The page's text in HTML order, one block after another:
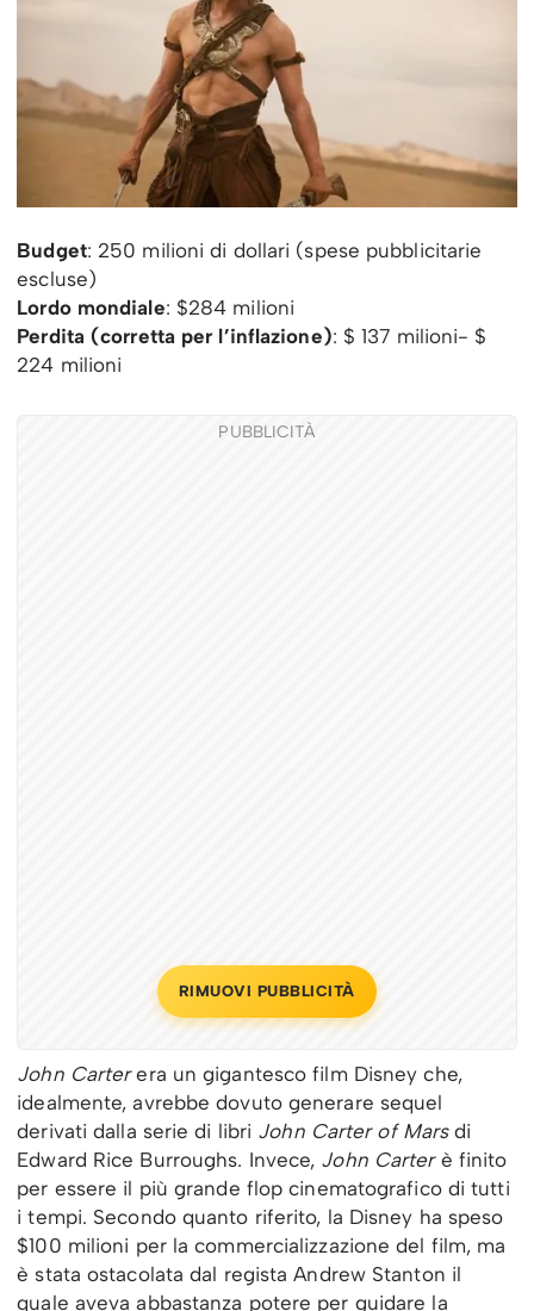
Budget: 250 milioni di dollari (spese pubblicitarie
escluse)
Lordo mondiale: $284 milioni
Perdita (corretta per l’inflazione): $ 137 milioni- $
224 milioni
PUBBLICITÀ
RIMUOVI PUBBLICITÀ
John Carterera un gigantesco film Disney che,
idealmente, avrebbe dovuto generare sequel
derivati ​​dalla serie di libri John Carter of Marsdi
Edward Rice Burroughs. Invece, John Carter è finito
per essere il più grande flop cinematografico di tutti
i tempi. Secondo quanto riferito, la Disney ha speso
$100 milioni per la commercializzazione del film, ma
è stata ostacolata dal regista Andrew Stanton il
quale aveva abbastanza potere per guidare la